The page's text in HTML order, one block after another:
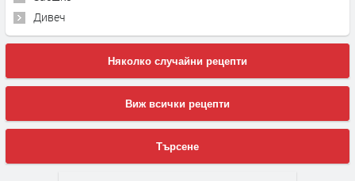
Дивеч
Няколко случайни рецепти
Виж всички рецепти
Търсене